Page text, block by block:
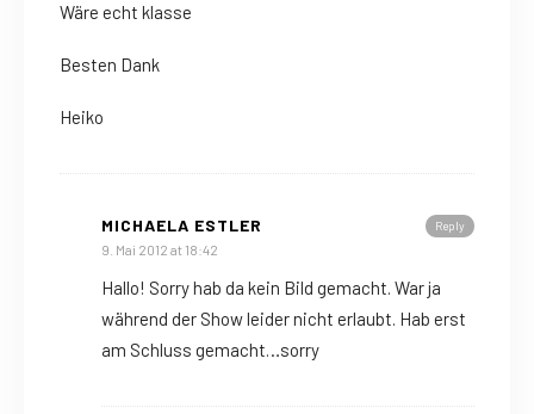
Wäre echt klasse
Besten Dank
Heiko
Reply
MICHAELA ESTLER
9. Mai 2012 at 18:42
Hallo! Sorry hab da kein Bild gemacht. War ja
während der Show leider nicht erlaubt. Hab erst
am Schluss gemacht…sorry